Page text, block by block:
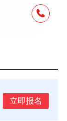
立即报名